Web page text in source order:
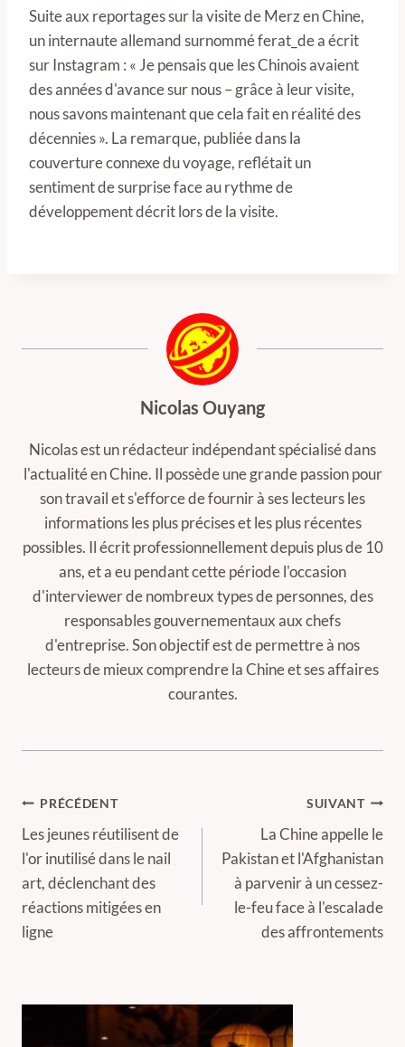
Suite aux reportages sur la visite de Merz en Chine,
un internaute allemand surnommé ferat_de a écrit
sur Instagram : « Je pensais que les Chinois avaient
des années d'avance sur nous – grâce à leur visite,
nous savons maintenant que cela fait en réalité des
décennies ». La remarque, publiée dans la
couverture connexe du voyage, reflétait un
sentiment de surprise face au rythme de
développement décrit lors de la visite.
Nicolas Ouyang
Nicolas est un rédacteur indépendant spécialisé dans
l'actualité en Chine. Il possède une grande passion pour
son travail et s'efforce de fournir à ses lecteurs les
informations les plus précises et les plus récentes
possibles. Il écrit professionnellement depuis plus de 10
ans, et a eu pendant cette période l'occasion
d'interviewer de nombreux types de personnes, des
responsables gouvernementaux aux chefs
d'entreprise. Son objectif est de permettre à nos
lecteurs de mieux comprendre la Chine et ses affaires
courantes.
Navigation
de
l’article
PRÉCÉDENT
Les jeunes réutilisent de
l'or inutilisé dans le nail
art, déclenchant des
réactions mitigées en
ligne
SUIVANT
La Chine appelle le
Pakistan et l'Afghanistan
à parvenir à un cessez-
le-feu face à l'escalade
des affrontements